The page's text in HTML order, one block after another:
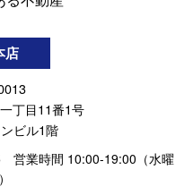
店
丁目11番1号
ビル1階